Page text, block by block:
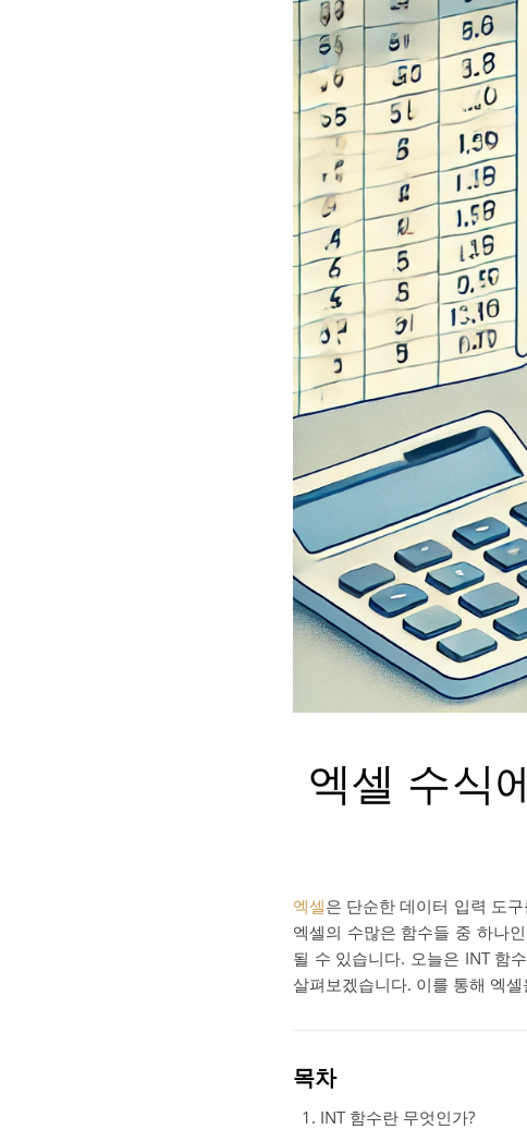
엑셀 수식
엑셀은 단순한 데이터 입력 도
엑셀의 수많은 함수들 중 하나인
될 수 있습니다. 오늘은 INT 함
살펴보겠습니다. 이를 통해 엑
목차
INT 함수란 무엇인가?